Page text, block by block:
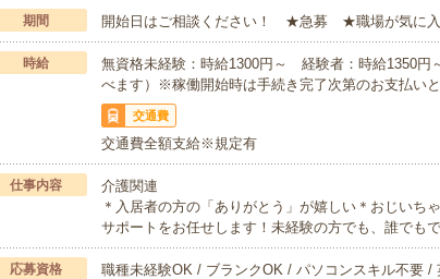
期間 開始日はご相談ください！ ★急募 ★職場が気に入
時給
無資格未経験：時給1300円～ 経験者：時給1350円
べます）※稼働開始時は手続き完了次第のお支払いと
交通費
交通費全額支給※規定有
仕事内容
介護関連
＊入居者の方の「ありがとう」が嬉しい＊おじいち
サポートをお任せします！未経験の方でも、誰でも
応募資格
職種未経験OK / ブランクOK / パソコンスキル不要 /